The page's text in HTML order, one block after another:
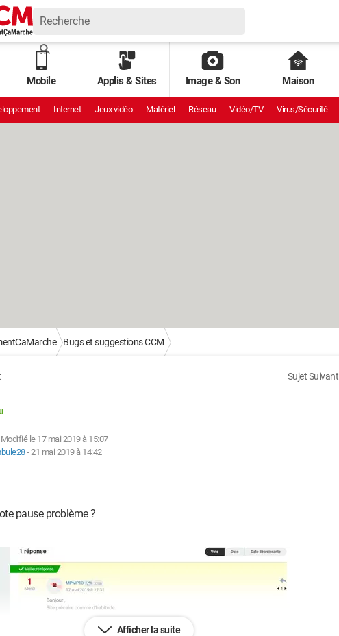
Mobile Applis & Sites Image & Son Maison
Internet Jeux vidéo Matériel Réseau Vidéo/TV Virus/Sécurité
Bugs et suggestions CCM
Sujet Suivant
Modifié le 17 mai 2019 à 15:07
-21 mai 2019 à 14:42
pause problème ?
Afficher la suite